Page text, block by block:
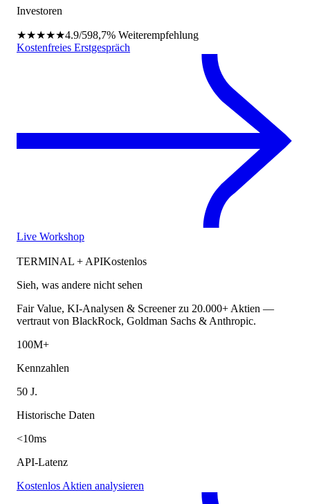
Investoren
★★★★★4.9/598,7% Weiterempfehlung
Kostenfreies Erstgespräch
Live Workshop
TERMINAL + APIKostenlos
Sieh, was andere nicht sehen
Fair Value, KI-Analysen & Screener zu 20.000+ Aktien —
vertraut von BlackRock, Goldman Sachs & Anthropic.
100M+
Kennzahlen
50 J.
Historische Daten
<10ms
API-Latenz
Kostenlos Aktien analysieren